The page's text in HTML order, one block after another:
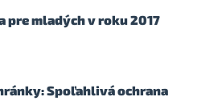
pre mladých v roku 2017
Spoľahlivá ochrana